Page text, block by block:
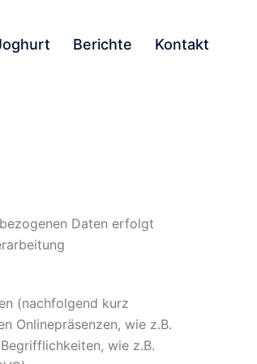
Berichte Kontakt
Daten erfolgt
(nachfolgend kurz
Onlinepräsenzen, wie z.B.
wie z.B.